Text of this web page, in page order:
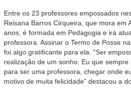
Entre os 23 professores empossados
Reisana Barros Cirqueira, que mora em
anos, é formada em Pedagogia e irá
professora. Assinar o Termo de Posse
foi algo gratificante para ela. “Ser
realização de um sonho. Eu que
para ser uma professora, chegar onde
motivo de muita felicidade” destacou a